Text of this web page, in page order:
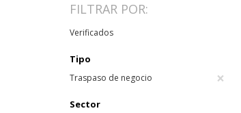
FILTRAR POR:
Verificados
Tipo
Traspaso de negocio ×
Sector